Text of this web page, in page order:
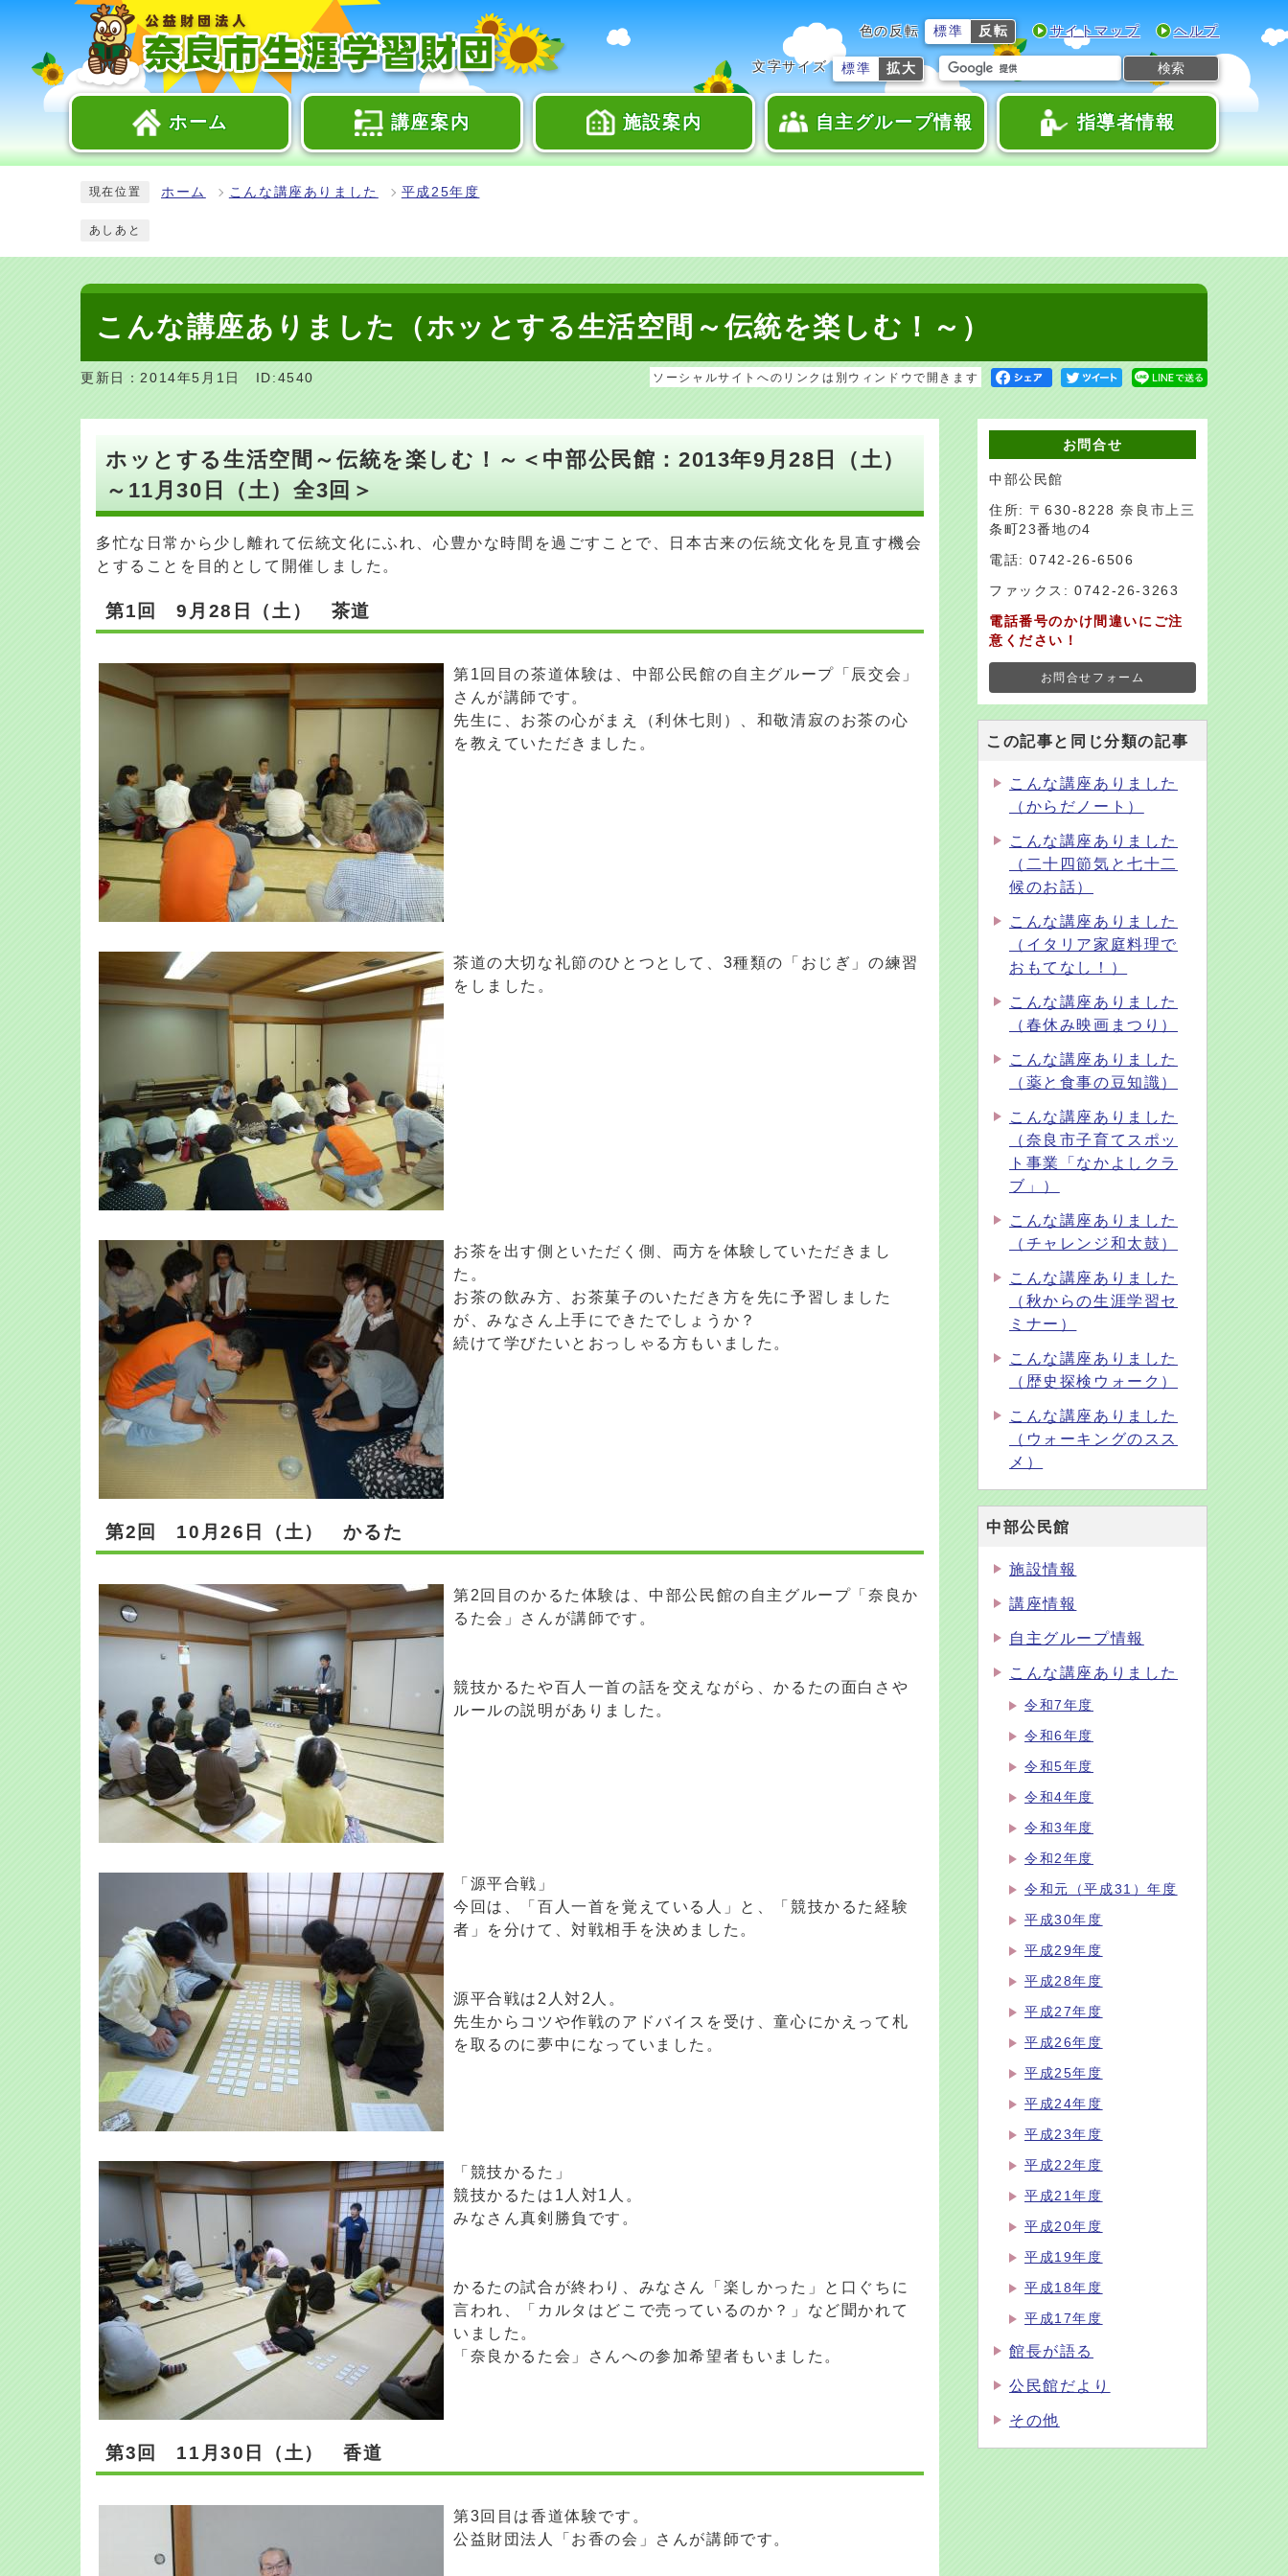
色の反転 標準 反転 サイトマップ ヘルプ
文字サイズ 標準 拡大 検索
ホーム 講座案内 施設案内 自主グループ情報 指導者情報
現在位置 ホーム こんな講座ありました 平成25年度
あしあと
こんな講座ありました（ホッとする生活空間～伝統を楽しむ！～）
更新日：2014年5月1日 ID:4540 ソーシャルサイトへのリンクは別ウィンドウで開きます
ホッとする生活空間～伝統を楽しむ！～＜中部公民館：2013年9月28日（土）
～11月30日（土）全3回＞
多忙な日常から少し離れて伝統文化にふれ、心豊かな時間を過ごすことで、日本古来の伝統文化を見直す機会
とすることを目的として開催しました。
第1回 9月28日（土） 茶道
第1回目の茶道体験は、中部公民館の自主グループ「辰交会」
さんが講師です。
先生に、お茶の心がまえ（利休七則）、和敬清寂のお茶の心
を教えていただきました。
茶道の大切な礼節のひとつとして、3種類の「おじぎ」の練習
をしました。
お茶を出す側といただく側、両方を体験していただきまし
た。
お茶の飲み方、お茶菓子のいただき方を先に予習しました
が、みなさん上手にできたでしょうか？
続けて学びたいとおっしゃる方もいました。
第2回 10月26日（土） かるた
第2回目のかるた体験は、中部公民館の自主グループ「奈良か
るた会」さんが講師です。
競技かるたや百人一首の話を交えながら、かるたの面白さや
ルールの説明がありました。
「源平合戦」
今回は、「百人一首を覚えている人」と、「競技かるた経験
者」を分けて、対戦相手を決めました。
源平合戦は2人対2人。
先生からコツや作戦のアドバイスを受け、童心にかえって札
を取るのに夢中になっていました。
「競技かるた」
競技かるたは1人対1人。
みなさん真剣勝負です。
かるたの試合が終わり、みなさん「楽しかった」と口ぐちに
言われ、「カルタはどこで売っているのか？」など聞かれて
いました。
「奈良かるた会」さんへの参加希望者もいました。
第3回 11月30日（土） 香道
第3回目は香道体験です。
公益財団法人「お香の会」さんが講師です。
お問合せ
中部公民館
住所: 〒630-8228 奈良市上三
条町23番地の4
電話: 0742-26-6506
ファックス: 0742-26-3263
電話番号のかけ間違いにご注
意ください！
お問合せフォーム
この記事と同じ分類の記事
こんな講座ありました
（からだノート）
こんな講座ありました
（二十四節気と七十二
候のお話）
こんな講座ありました
（イタリア家庭料理で
おもてなし！）
こんな講座ありました
（春休み映画まつり）
こんな講座ありました
（薬と食事の豆知識）
こんな講座ありました
（奈良市子育てスポッ
ト事業「なかよしクラ
ブ」）
こんな講座ありました
（チャレンジ和太鼓）
こんな講座ありました
（秋からの生涯学習セ
ミナー）
こんな講座ありました
（歴史探検ウォーク）
こんな講座ありました
（ウォーキングのスス
メ）
中部公民館
施設情報
講座情報
自主グループ情報
こんな講座ありました
令和7年度
令和6年度
令和5年度
令和4年度
令和3年度
令和2年度
令和元（平成31）年度
平成30年度
平成29年度
平成28年度
平成27年度
平成26年度
平成25年度
平成24年度
平成23年度
平成22年度
平成21年度
平成20年度
平成19年度
平成18年度
平成17年度
館長が語る
公民館だより
その他